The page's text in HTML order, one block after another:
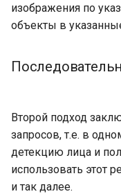
изображения по
объекты в
Второй подход
запросов, т.е. в
детекцию лица и
использовать этот
и так далее.